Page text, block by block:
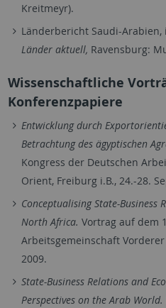
Kreitmeyr).
Länderbericht Saudi-
Länder aktuell, Ravensburg:
Wissenschaftliche
Konferenzpapiere
Entwicklung durch
Betrachtung des ägyptischen
Kongress der Deutschen
Orient, Freiburg i.B., 24.-28.
Conceptualising State-
North Africa.Vortrag auf dem
Arbeitsgemeinschaft
2009.
State-Business Relations and
Perspectives on the Arab World.